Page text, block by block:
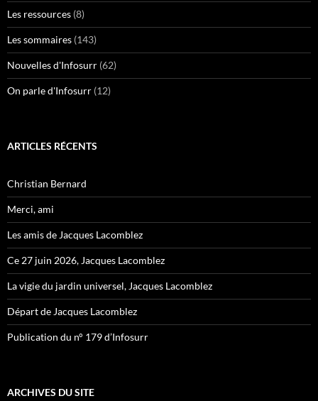
Les ressources (8)
Les sommaires (143)
Nouvelles d'Infosurr (62)
On parle d'Infosurr (12)
ARTICLES RÉCENTS
Christian Bernard
Merci, ami
Les amis de Jacques Lacomblez
Ce 27 juin 2026, Jacques Lacomblez
La vigie du jardin universel, Jacques Lacomblez
Départ de Jacques Lacomblez
Publication du n° 179 d’Infosurr
ARCHIVES DU SITE